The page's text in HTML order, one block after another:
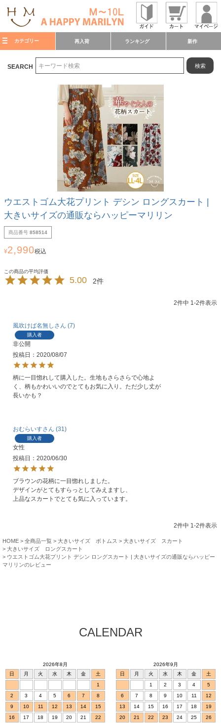
カテゴリー 再入荷 ランキング 新作
SEARCH 検索
ウエストゴム大花プリント デシン ロングスカート |
大きいサイズの通販ならハッピーマリリン
商品番号 858514
¥2,990税込
5.00 2
2件中 1-2件表示
風吹けば名無し 7
購入者
非公開
投稿日
2020/08/07
柄に一目惚れして購入した。生地もさらさらで心地よ
く、柄もかわいいのでとてもお気に入り。ただ少し丈が
長いかも？
おむらいす 31
購入者
女性
投稿日
2020/06/30
ブラウンの花柄に一目惚れしました。
デザインがとてもすらっとしてみえますし、
上品なスカートでとても気に入っています。
2件中 1-2件表示
HOME 全商品一覧 大きいサイズ ボトムス
大きいサイズ スカート
大きいサイズ ロングスカート
ウエストゴム大花プリント デシン ロングスカート | 大きいサイズの通販ならハッピー
マリリンのレビュー
CALENDAR
2026年8月
日
月 火 水 木 金
土
1
2
3 4 5 6 7
8
9
10 11 12 13 14
15
16
17 18 19 20 21
22
2026年9月
日
月 火 水 木 金
土
1
2 3 4
5
6
7 8 9 10 11
12
13
14 15 16 17 18
19
20
21 22 23 24 25
26